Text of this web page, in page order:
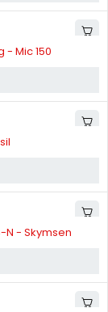
- Mic 150
N - Skymsen